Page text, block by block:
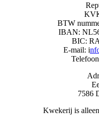
BTW
IBAN:
BIC:
E-mail: i
7586
Kwekerij is